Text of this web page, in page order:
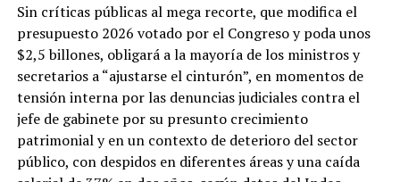
Sin críticas públicas al mega recorte, que modifica el
presupuesto 2026 votado por el Congreso y poda unos
$2,5 billones, obligará a la mayoría de los ministros y
secretarios a “ajustarse el cinturón”, en momentos de
tensión interna por las denuncias judiciales contra el
jefe de gabinete por su presunto crecimiento
patrimonial y en un contexto de deterioro del sector
público, con despidos en diferentes áreas y una caída